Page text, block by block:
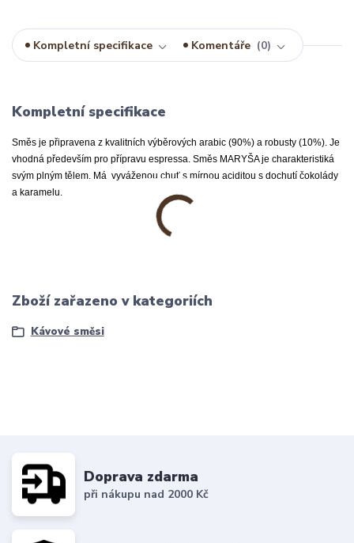
Kompletní specifikace Komentáře 0
Kompletní specifikace
Směs je připravena z kvalitních výběrových arabic (90%) a robusty (10%). Je
vhodná především pro přípravu espressa. Směs MARYŠA je charakteristiká
svým plným tělem. Má vyváženou chuť s mírnou aciditou s dochutí čokolády
a karamelu.
Zboží zařazeno v kategoriích
Kávové směsi
Doprava zdarma
při nákupu nad 2000 Kč